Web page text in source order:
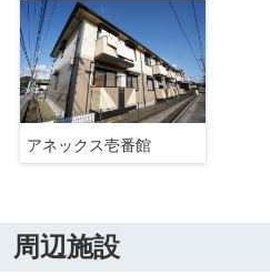
アネックス壱番館
周辺施設